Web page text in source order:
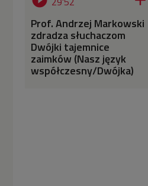
Prof. Andrzej Markowski
zdradza słuchaczom
Dwójki tajemnice
zaimków (Nasz język
współczesny/Dwójka)